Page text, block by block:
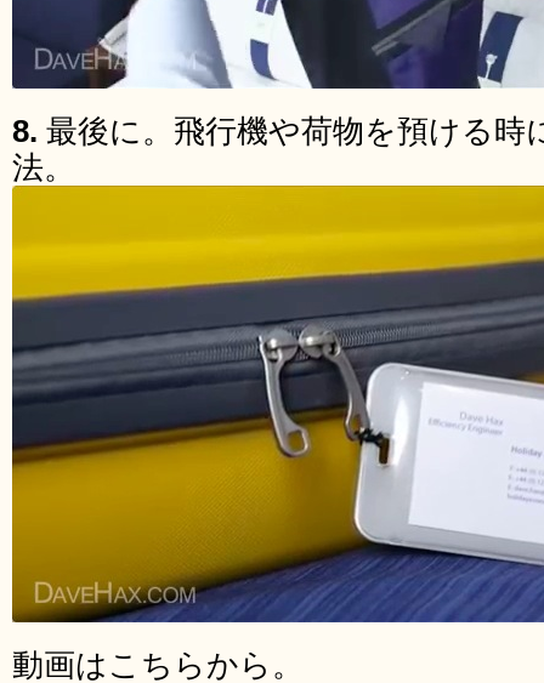
8. 最後に。飛行機や荷物を預ける時
法。
動画はこちらから。